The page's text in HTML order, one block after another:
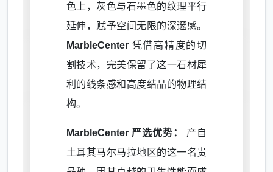
色上，灰色与石墨色的纹理平行
延伸，赋予空间无限的深邃感。
MarbleCenter 凭借高精度的切
割技术，完美保留了这一石材犀
利的线条感和高度结晶的物理结
构。
MarbleCenter 严选优势：
产自
土耳其马尔马拉地区的这一名贵